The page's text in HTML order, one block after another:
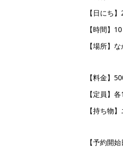
【日にち
【時間】
【場所】
【料金】
【定員】
【持ち物
【予約開